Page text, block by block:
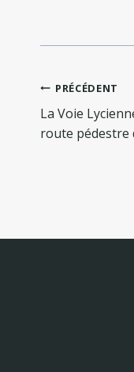
de
l’article
PRÉCÉDENT
La Voie
route pédestre